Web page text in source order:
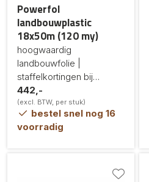
Powerfol
landbouwplastic
18x50m (120 my)
hoogwaardig
landbouwfolie |
staffelkortingen bij
grotere afname
442,-
(excl. BTW, per stuk)
bestel snel nog 16
voorradig